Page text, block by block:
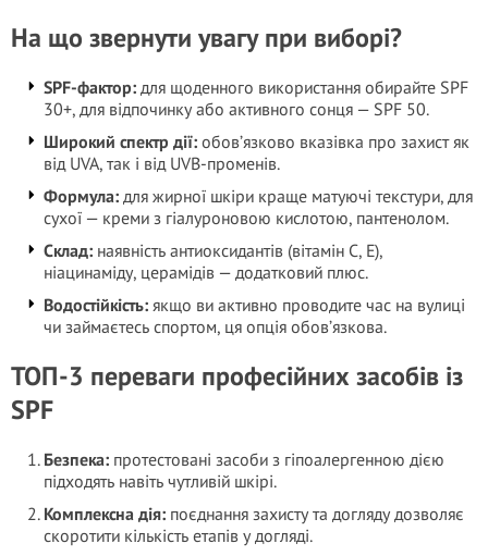
На що звернути увагу при виборі?
SPF-фактор: для щоденного використання обирайте SPF
30+, для відпочинку або активного сонця — SPF 50.
Широкий спектр дії: обов’язково вказівка про захист як
від UVA, так і від UVB-променів.
Формула: для жирної шкіри краще матуючі текстури, для
сухої — креми з гіалуроновою кислотою, пантенолом.
Склад: наявність антиоксидантів (вітамін С, Е),
ніацинаміду, церамідів — додатковий плюс.
Водостійкість: якщо ви активно проводите час на вулиці
чи займаєтесь спортом, ця опція обов’язкова.
ТОП-3 переваги професійних засобів із
SPF
Безпека: протестовані засоби з гіпоалергенною дією
підходять навіть чутливій шкірі.
Комплексна дія: поєднання захисту та догляду дозволяє
скоротити кількість етапів у догляді.